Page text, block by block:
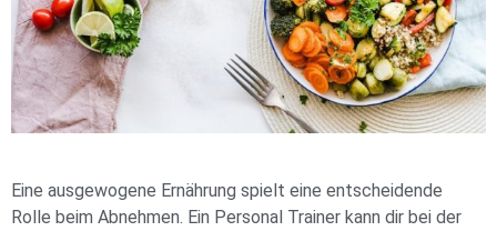
Eine ausgewogene Ernährung spielt eine entscheidende
Rolle beim Abnehmen. Ein Personal Trainer kann dir bei der